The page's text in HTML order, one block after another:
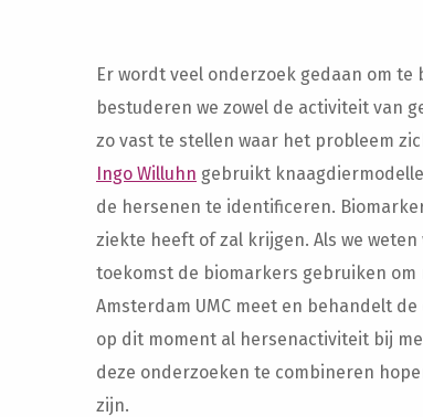
Er wordt veel onderzoek gedaan om
bestuderen we zowel de activiteit van
zo vast te stellen waar het probleem
Ingo Willuhn gebruikt
de hersenen te identificeren.
ziekte heeft of zal krijgen. Als we
toekomst de biomarkers gebruiken
Amsterdam UMC meet en behandelt
op dit moment al hersenactiviteit bij
deze onderzoeken te combineren
zijn.